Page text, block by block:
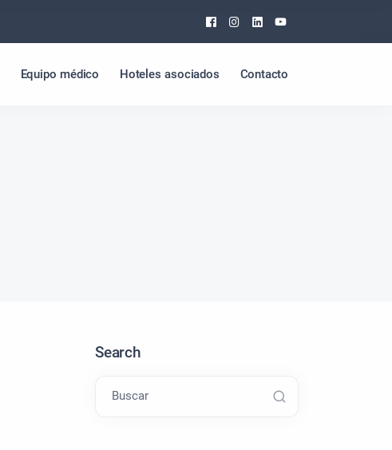
Facebook
Instagram
Linkedin
Youtube
Equipo médico Hoteles asociados Contacto
Search
Buscar